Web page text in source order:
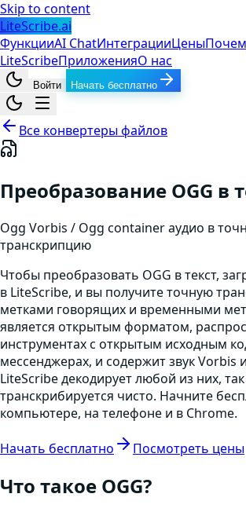
Skip to content
LiteScribe.ai
ФункцииAI ChatИнтеграцииЦены
LiteScribeПриложенияО нас
Войти Начать бесплатно
Все конвертеры файлов
Преобразование OGG в
Ogg Vorbis / Ogg containerаудио в
транскрипцию
Чтобы преобразовать OGG в текст,
в LiteScribe, и вы получите точную
метками говорящих и временными
является открытым форматом,
инструментах с открытым исходным
мессенджерах, и содержит звук Vorbis
LiteScribe декодирует любой из них,
транскрибируется чисто. Начните
компьютере, на телефоне и в Chrome.
Начать бесплатно Посмотреть цены
Что такое OGG?